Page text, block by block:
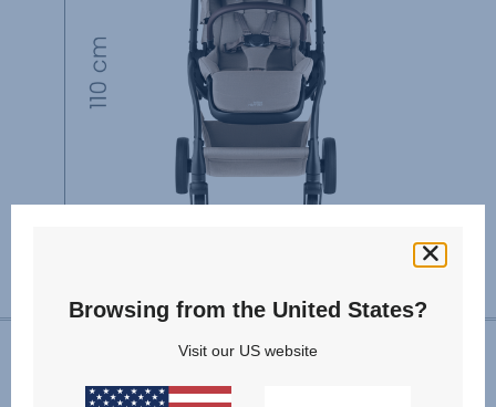
Browsing from the United States?
Visit our US website